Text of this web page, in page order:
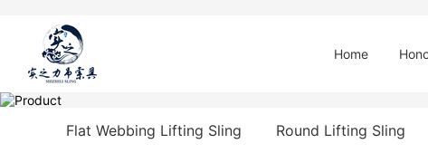
Home
Flat Webbing Lifting Sling Round Lifting Sling